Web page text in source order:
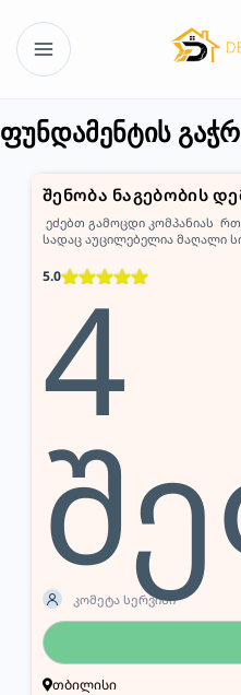
ფუნდამენტის
შენობა ნაგებობის
5.0
4
თბილისი
კომეტა სერვისი
ეძებთ გამოცდი კომპანიას
სადაც აუცილებელია მაღალი
ნაწილობრივ დემონტაჟს,
გასუფთავებას. ჩვენი გუნდი
განსაკუთრებული